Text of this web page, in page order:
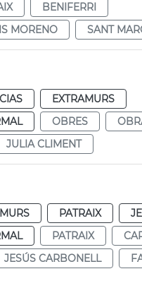
BENIFERRI
MORENO SANT
EXTRAMURS
OBRES
JULIA CLIMENT
PATRAIX
PATRAIX
JESÚS CARBONELL